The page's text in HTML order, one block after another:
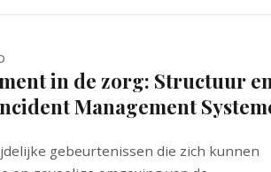
in de zorg: Structuur
Management
gebeurtenissen die zich kunnen